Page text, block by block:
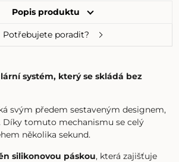
Popis produktu
Potřebujete poradit?
systém, který se skládá bez
svým předem sestaveným designem,
tomuto mechanismu se celý
několika sekund.
silikonovou páskou, která zajišťuje